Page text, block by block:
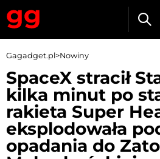
Gagadget.pl>Nowiny
SpaceX stracił
kilka minut po
rakieta Super
eksplodowała
opadania do